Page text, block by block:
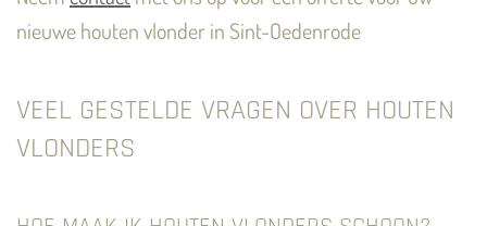
nieuwe houten vlonder in Sint-Oedenrode
VEEL GESTELDE VRAGEN OVER HOUTEN
VLONDERS